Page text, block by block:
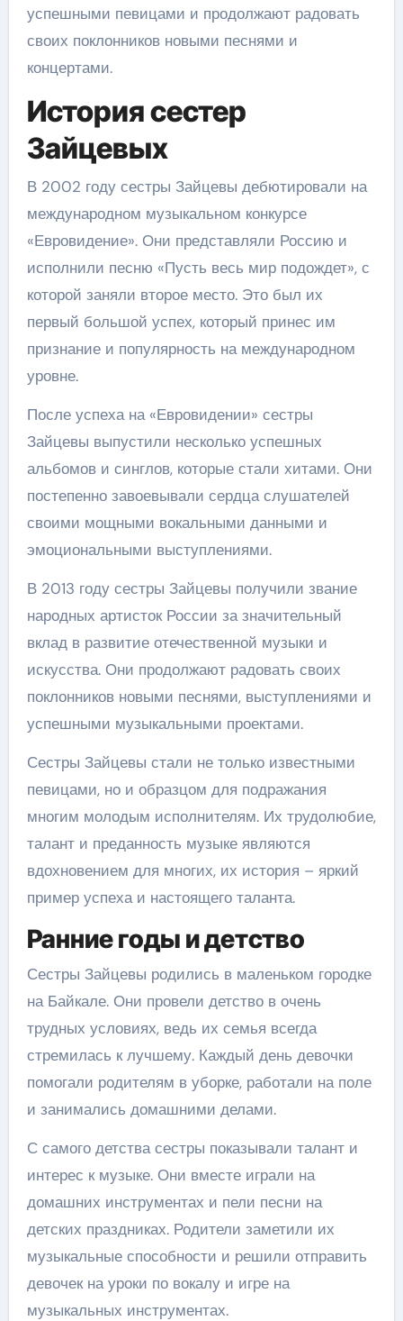
успешными певицами и продолжают радовать
своих поклонников новыми песнями и
концертами.
История сестер
Зайцевых
В 2002 году сестры Зайцевы дебютировали на
международном музыкальном конкурсе
«Евровидение». Они представляли Россию и
исполнили песню «Пусть весь мир подождет», с
которой заняли второе место. Это был их
первый большой успех, который принес им
признание и популярность на международном
уровне.
После успеха на «Евровидении» сестры
Зайцевы выпустили несколько успешных
альбомов и синглов, которые стали хитами. Они
постепенно завоевывали сердца слушателей
своими мощными вокальными данными и
эмоциональными выступлениями.
В 2013 году сестры Зайцевы получили звание
народных артисток России за значительный
вклад в развитие отечественной музыки и
искусства. Они продолжают радовать своих
поклонников новыми песнями, выступлениями и
успешными музыкальными проектами.
Сестры Зайцевы стали не только известными
певицами, но и образцом для подражания
многим молодым исполнителям. Их трудолюбие,
талант и преданность музыке являются
вдохновением для многих, их история – яркий
пример успеха и настоящего таланта.
Ранние годы и детство
Сестры Зайцевы родились в маленьком городке
на Байкале. Они провели детство в очень
трудных условиях, ведь их семья всегда
стремилась к лучшему. Каждый день девочки
помогали родителям в уборке, работали на поле
и занимались домашними делами.
С самого детства сестры показывали талант и
интерес к музыке. Они вместе играли на
домашних инструментах и пели песни на
детских праздниках. Родители заметили их
музыкальные способности и решили отправить
девочек на уроки по вокалу и игре на
музыкальных инструментах.